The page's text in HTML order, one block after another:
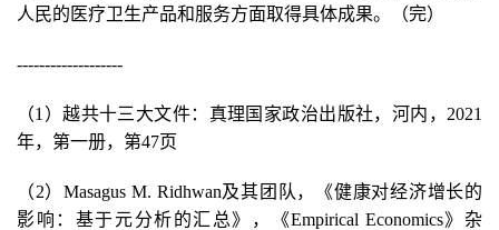
人民的医疗卫生产品和服务方面取得具体成果。（完）
-------------------
（1）越共十三大文件：真理国家政治出版社，河内，2021
年，第一册，第47页
（2）Masagus M. Ridhwan及其团队，《健康对经济增长的
影响：基于元分析的汇总》，《Empirical Economics》杂